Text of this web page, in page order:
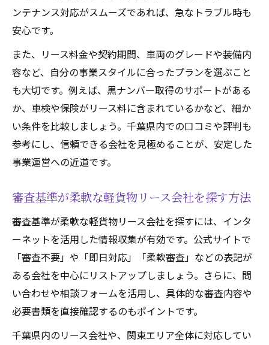
ンテナンス対応がスムーズであれば、急なトラブル時も
安心です。
また、リース料金や契約期間、車両のグレードや装備内
容など、自分の事業スタイルに合ったプランを選ぶこと
も大切です。例えば、黒ナンバー取得のサポートがある
か、車検や保険がリース料に含まれているかなど、細か
い条件を比較しましょう。千葉県内での口コミや評判も
参考にし、信頼できる会社を見極めることが、安定した
事業運営への近道です。
審査基準が柔軟な軽貨物リース会社を探す方法
審査基準が柔軟な軽貨物リース会社を探すには、インタ
ーネットを活用した情報収集が有効です。公式サイトで
「審査不要」や「即日対応」「柔軟審査」などの表記が
ある会社を中心にリストアップしましょう。さらに、問
い合わせや相談フォームを活用し、具体的な審査内容や
必要書類を直接確認するのもポイントです。
千葉県内のリース会社や、関東エリア全体に対応してい